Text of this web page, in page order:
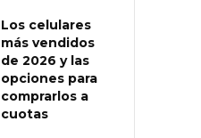
Los celulares
más vendidos
de 2026 y las
opciones para
comprarlos a
cuotas